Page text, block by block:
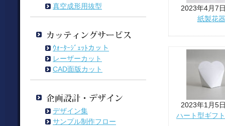
真空成形用抜型
ｳｫｰﾀｰｼﾞｪｯﾄカット
レーザーカット
CAD面版カット
デザイン集
サンプル制作フロー
2023年4月7
紙製花器
2023年1月5
ハート型ギフ